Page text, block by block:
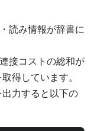
読み情報が辞書に
接コストの総和が
得しています。
力すると以下の